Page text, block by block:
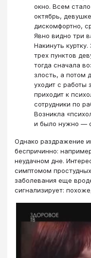
окно. Всем
октябрь,
дискомфортно,
Явно видно три
Накинуть
трех пунктов
тогда сначала
злость, а потом
уходит с работы
приходит к
сотрудники по
Возникла
и было нужно —
Однако раздражение
беспричинно:
неудачном дне.
симптомом
заболевания еще
сигнализирует: